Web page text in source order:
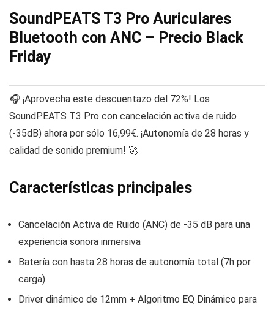
SoundPEATS T3 Pro Auriculares
Bluetooth con ANC – Precio Black
Friday
🎧 ¡Aprovecha este descuentazo del 72%! Los
SoundPEATS T3 Pro con cancelación activa de ruido
(-35dB) ahora por sólo 16,99€. ¡Autonomía de 28 horas y
calidad de sonido premium! 🚀
Características principales
Cancelación Activa de Ruido (ANC) de -35 dB para una
experiencia sonora inmersiva
Batería con hasta 28 horas de autonomía total (7h por
carga)
Driver dinámico de 12mm + Algoritmo EQ Dinámico para